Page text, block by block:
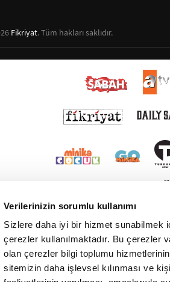
Verilerinizin sorumlu kullanımı
Sizlere daha iyi bir hizmet sunabilmek
çerezler kullanılmaktadır. Bu çerezler
olan çerezler bilgi toplumu
sitemizin daha işlevsel kılınması ve
Fikriyat. Tüm hakları saklıdır.